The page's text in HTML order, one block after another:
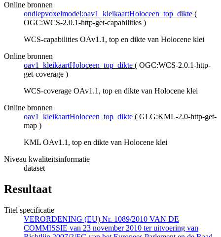
Online bronnen
ondiepvoxelmodel:oav1_kleikaartHoloceen_top_dikte (
OGC:WCS-2.0.1-http-get-capabilities )
WCS-capabilities OAv1.1, top en dikte van Holocene klei
Online bronnen
oav1_kleikaartHoloceen_top_dikte ( OGC:WCS-2.0.1-http-
get-coverage )
WCS-coverage OAv1.1, top en dikte van Holocene klei
Online bronnen
oav1_kleikaartHoloceen_top_dikte ( GLG:KML-2.0-http-get-
map )
KML OAv1.1, top en dikte van Holocene klei
Niveau kwaliteitsinformatie
dataset
Resultaat
Titel specificatie
VERORDENING (EU) Nr. 1089/2010 VAN DE
COMMISSIE van 23 november 2010 ter uitvoering van